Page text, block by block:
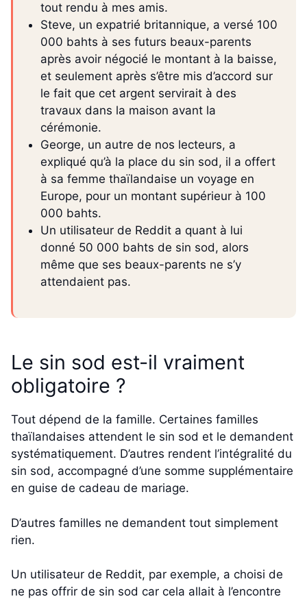
tout rendu à mes amis.
Steve, un expatrié britannique, a versé 100
000 bahts à ses futurs beaux-parents
après avoir négocié le montant à la baisse,
et seulement après s’être mis d’accord sur
le fait que cet argent servirait à des
travaux dans la maison avant la
cérémonie.
George, un autre de nos lecteurs, a
expliqué qu’à la place du sin sod, il a offert
à sa femme thaïlandaise un voyage en
Europe, pour un montant supérieur à 100
000 bahts.
Un utilisateur de Reddit a quant à lui
donné 50 000 bahts de sin sod, alors
même que ses beaux-parents ne s’y
attendaient pas.
Le sin sod est-il vraiment
obligatoire ?
Tout dépend de la famille. Certaines familles
thaïlandaises attendent le sin sod et le demandent
systématiquement. D’autres rendent l’intégralité du
sin sod, accompagné d’une somme supplémentaire
en guise de cadeau de mariage.
D’autres familles ne demandent tout simplement
rien.
Un utilisateur de Reddit, par exemple, a choisi de
ne pas offrir de sin sod car cela allait à l’encontre